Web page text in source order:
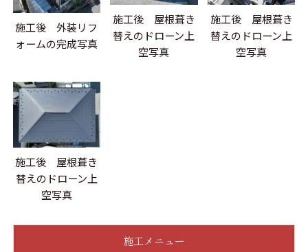
施工後 外装リフ
ォームの完成写真
施工後 屋根葺き
替えのドローン上
空写真
施工後 屋根葺き
替えのドローン上
空写真
施工後 屋根葺き
替えのドローン上
空写真
施工メニュー